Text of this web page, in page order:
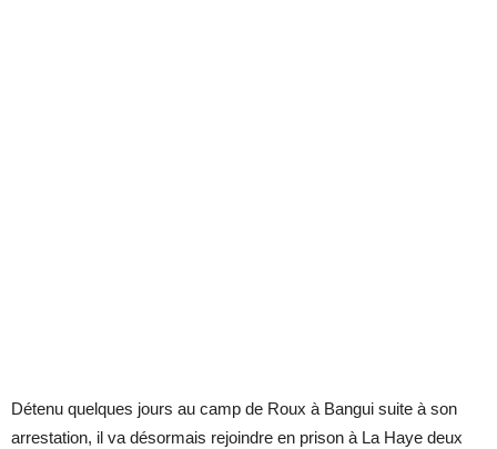
Détenu quelques jours au camp de Roux à Bangui suite à son
arrestation, il va désormais rejoindre en prison à La Haye deux